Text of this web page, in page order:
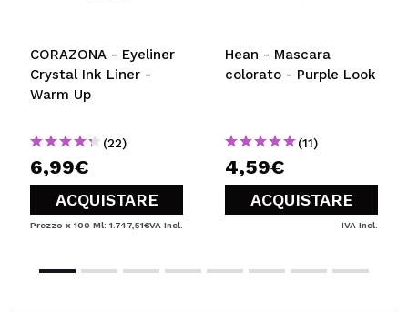
CORAZONA - Eyeliner
Crystal Ink Liner -
Warm Up
(22)
6,99€
ACQUISTARE
Prezzo x 100 Ml: 1.747,51€IVA Incl.
Hean - Mascara
colorato - Purple Look
(11)
4,59€
ACQUISTARE
IVA Incl.